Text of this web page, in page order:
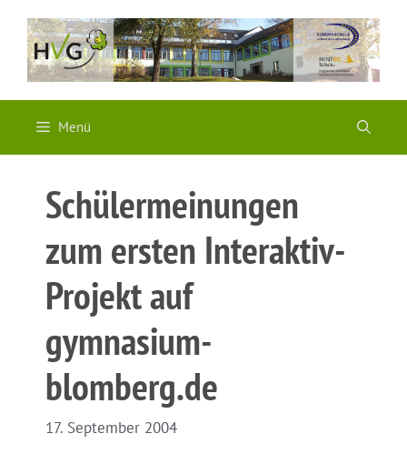
Inhalt
springen
Menü
Schülermeinungen
zum ersten Interaktiv-
Projekt auf
gymnasium-
blomberg.de
17. September 2004